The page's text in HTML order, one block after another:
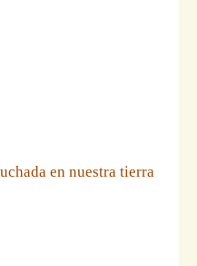
en nuestra tierra